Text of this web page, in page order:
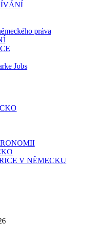
práva
Jobs
V NĚMECKU